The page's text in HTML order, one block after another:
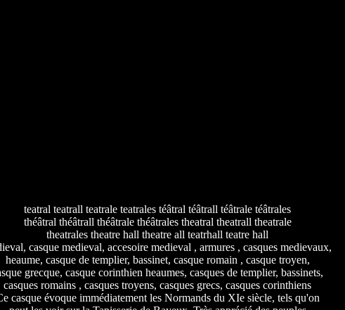
teatral teatrall teatrale teatrales téâtral téâtrall téâtrale téâtrales
théâtral théâtrall théâtrale théâtrales theatral theatrall theatrale
theatrales theatre hall theatre all teatrhall teatre hall
casque medieval, accesoire medieval , armures , casques medievaux,
heaume, casque de templier, bassinet, casque romain , casque troyen,
grecque, casque corinthien heaumes, casques de templier, bassinets,
casques romains , casques troyens, casques grecs, casques corinthiens
casque évoque immédiatement les Normands du XIe siècle, tels qu'on